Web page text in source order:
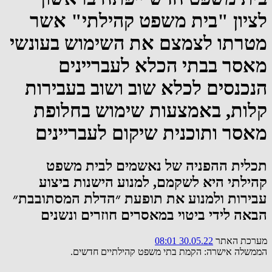
לציון "בית משפט קהילתי" אשר
מטרתו לצמצם את השימוש בעונשי
מאסר בבתי הכלא לעבריינים
הנכנסים לכלא שוב ושוב בעבירות
קלות, באמצעות שימוש בחלופת
מאסר ותוכנית שיקום לעבריינים
תכלית ההפניה של נאשמים לבית משפט
קהילתי היא לשקמם, למנוע הישנות ביצוע
עבירות ולמנוע את תופעת ״הדלת המסתובבת״
הבאה לידי ביטוי במאסרים חוזרים ונשנים
מערכת האתר 30.05.22 08:01
הממשלה אישרה: הקמת בתי משפט קהילתיים חדשים.